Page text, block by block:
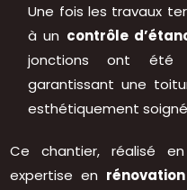
Une fois les travaux
à un contrôle
jonctions ont été
garantissant une
esthétiquement
Ce chantier, réalisé en
expertise en